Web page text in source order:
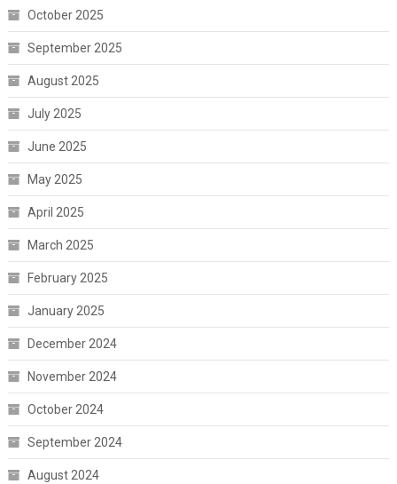
October 2025
September 2025
August 2025
July 2025
June 2025
May 2025
April 2025
March 2025
February 2025
January 2025
December 2024
November 2024
October 2024
September 2024
August 2024